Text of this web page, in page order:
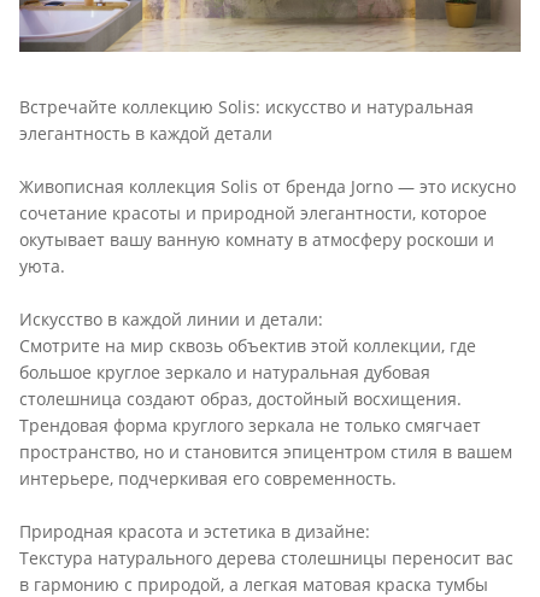
Встречайте коллекцию Solis: искусство и натуральная
элегантность в каждой детали
Живописная коллекция Solis от бренда Jorno — это искусно
сочетание красоты и природной элегантности, которое
окутывает вашу ванную комнату в атмосферу роскоши и
уюта.
Искусство в каждой линии и детали:
Смотрите на мир сквозь объектив этой коллекции, где
большое круглое зеркало и натуральная дубовая
столешница создают образ, достойный восхищения.
Трендовая форма круглого зеркала не только смягчает
пространство, но и становится эпицентром стиля в вашем
интерьере, подчеркивая его современность.
Природная красота и эстетика в дизайне:
Текстура натурального дерева столешницы переносит вас
в гармонию с природой, а легкая матовая краска тумбы